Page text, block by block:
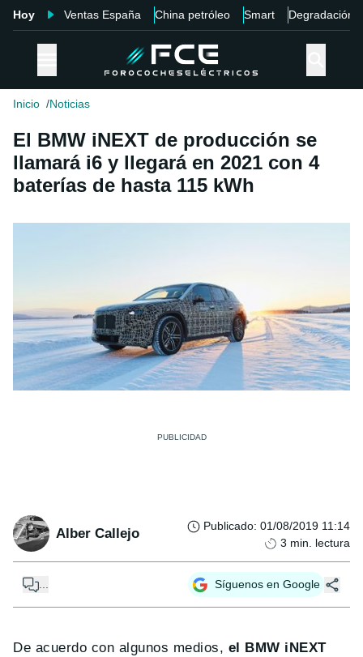
Hoy Ventas España China petróleo Smart Degradación
Inicio Noticias
El BMW iNEXT de producción se
llamará i6 y llegará en 2021 con 4
baterías de hasta 115 kWh
Alber Callejo Publicado: 01/08/2019 11:14
3 min. lectura
... Síguenos en Google
De acuerdo con algunos medios, el BMW iNEXT